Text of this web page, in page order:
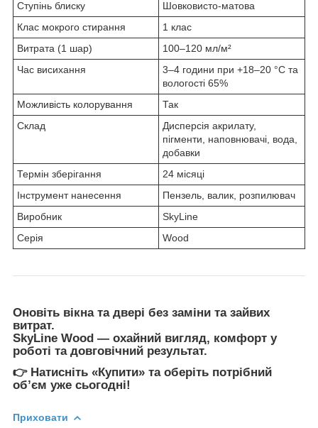
Ступінь блиску
Шовковисто-матова
Клас мокрого стирання
1 клас
Витрата (1 шар)
100–120 мл/м²
Час висихання
3–4 години при +18–20 °C та
вологості 65%
Можливість колорування
Так
Склад
Дисперсія акрилату,
пігменти, наповнювачі, вода,
добавки
Термін зберігання
24 місяці
Інструмент нанесення
Пензель, валик, розпилювач
Виробник
SkyLine
Серія
Wood
Оновіть вікна та двері без заміни та зайвих
витрат.
SkyLine Wood — охайний вигляд, комфорт у
роботі та довговічний результат.
👉 Натисніть «Купити» та оберіть потрібний
обʼєм уже сьогодні!
Приховати